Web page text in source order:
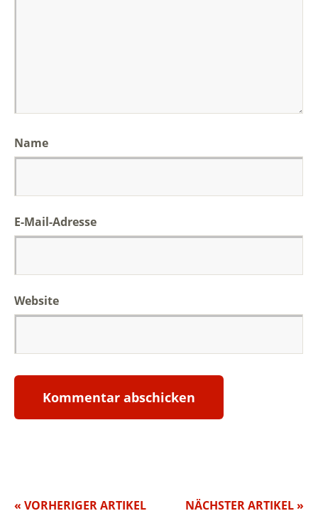
Name
E-Mail-Adresse
Website
NÄCHSTER ARTIKEL »
« VORHERIGER ARTIKEL